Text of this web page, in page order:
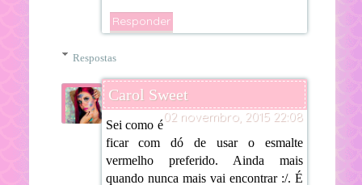
Responder
Respostas
Carol Sweet
02 novembro, 2015 22:08
Sei como é
ficar com dó de usar o esmalte
vermelho preferido. Ainda mais
quando nunca mais vai encontrar :/. É